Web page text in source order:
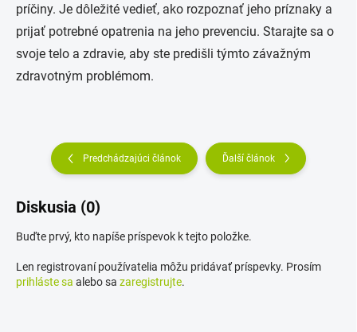
príčiny. Je dôležité vedieť, ako rozpoznať jeho príznaky a
prijať potrebné opatrenia na jeho prevenciu. Starajte sa o
svoje telo a zdravie, aby ste predišli týmto závažným
zdravotným problémom.
Predchádzajúci článok Ďalší článok
Diskusia (0)
Buďte prvý, kto napíše príspevok k tejto položke.
Len registrovaní používatelia môžu pridávať príspevky. Prosím
prihláste sa alebo sa zaregistrujte.